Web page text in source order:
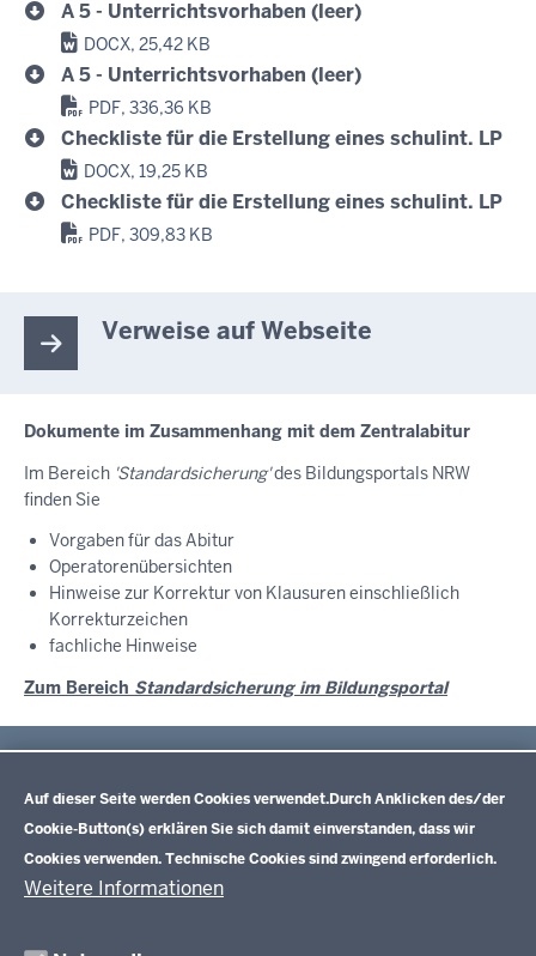
Auf dieser Seite werden Cookies verwendet.Durch Anklicken des/der
Cookie-Button(s) erklären Sie sich damit einverstanden, dass wir
Cookies verwenden. Technische Cookies sind zwingend erforderlich.
Weitere Informationen
A 5 - Unterrichtsvorhaben (leer)
DOCX, 25,42 KB
A 5 - Unterrichtsvorhaben (leer)
PDF, 336,36 KB
Checkliste für die Erstellung eines schulint. LP
DOCX, 19,25 KB
Checkliste für die Erstellung eines schulint. LP
PDF, 309,83 KB
Verweise auf Webseite
Dokumente im Zusammenhang mit dem Zentralabitur
Im Bereich 'Standardsicherung'des Bildungsportals NRW
finden Sie
Vorgaben für das Abitur
Operatorenübersichten
Hinweise zur Korrektur von Klausuren einschließlich
Korrekturzeichen
fachliche Hinweise
Zum Bereich Standardsicherung im Bildungsportal
Drucken
Lehrplannavigator Nordrhein-Westfalen